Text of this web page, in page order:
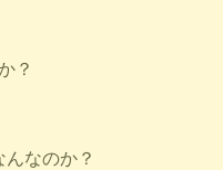
？
なのか？